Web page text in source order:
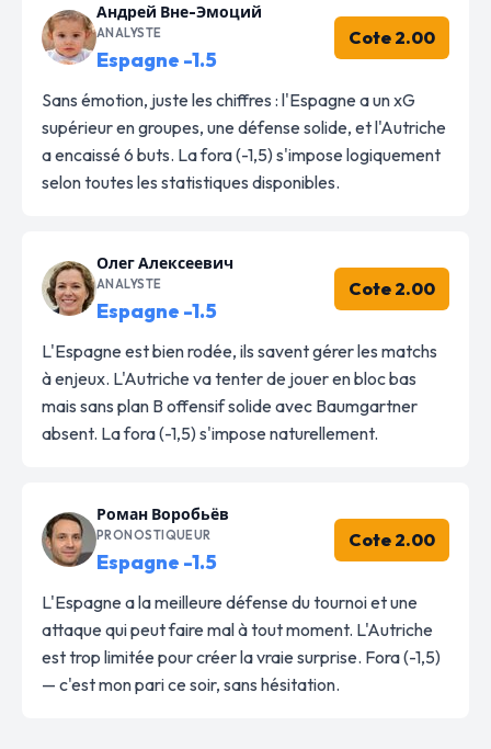
Андрей Вне-Эмоций
ANALYSTE
Espagne -1.5
Cote 2.00
Sans émotion, juste les chiffres : l'Espagne a un xG
supérieur en groupes, une défense solide, et l'Autriche
a encaissé 6 buts. La fora (-1,5) s'impose logiquement
selon toutes les statistiques disponibles.
Олег Алексеевич
ANALYSTE
Espagne -1.5
Cote 2.00
L'Espagne est bien rodée, ils savent gérer les matchs
à enjeux. L'Autriche va tenter de jouer en bloc bas
mais sans plan B offensif solide avec Baumgartner
absent. La fora (-1,5) s'impose naturellement.
Роман Воробьёв
PRONOSTIQUEUR
Espagne -1.5
Cote 2.00
L'Espagne a la meilleure défense du tournoi et une
attaque qui peut faire mal à tout moment. L'Autriche
est trop limitée pour créer la vraie surprise. Fora (-1,5)
— c'est mon pari ce soir, sans hésitation.